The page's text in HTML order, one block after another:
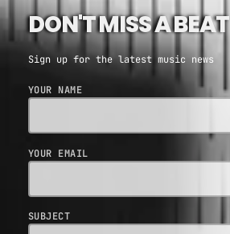
DON'T MISS A BEAT
Sign up for the latest music news
YOUR NAME
YOUR EMAIL
SUBJECT